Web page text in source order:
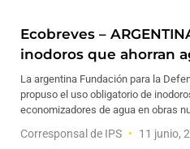
Ecobreves –
inodoros que ahorran
La argentina Fundación para la
propuso el uso obligatorio de
economizadores de agua en obras
Corresponsal de IPS 11 junio,